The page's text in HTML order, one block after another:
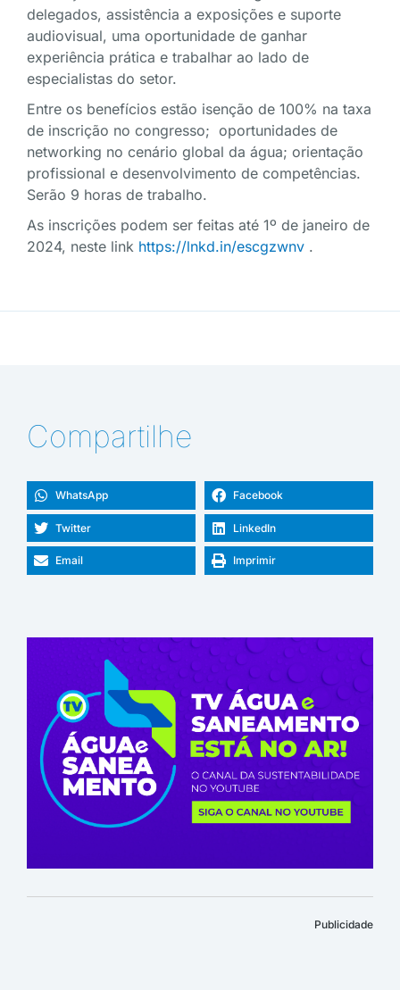
delegados, assistência a exposições e suporte
audiovisual, uma oportunidade de ganhar
experiência prática e trabalhar ao lado de
especialistas do setor.
Entre os benefícios estão isenção de 100% na taxa
de inscrição no congresso; oportunidades de
networking no cenário global da água; orientação
profissional e desenvolvimento de competências.
Serão 9 horas de trabalho.
As inscrições podem ser feitas até 1º de janeiro de
2024, neste link https://lnkd.in/escgzwnv .
Compartilhe
WhatsApp Facebook
Twitter LinkedIn
Email Imprimir
Publicidade